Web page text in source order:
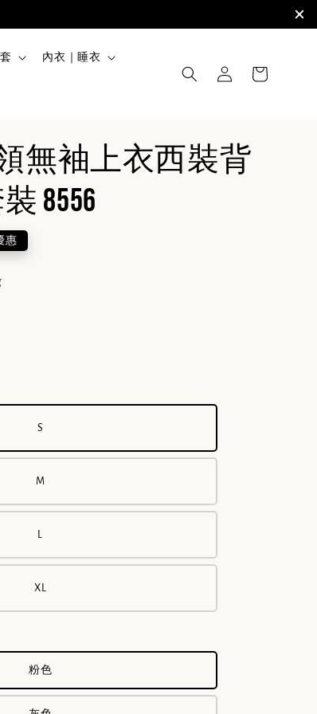
內衣｜睡衣
領無袖上衣西裝背
8556
惠
S
M
XL
粉色